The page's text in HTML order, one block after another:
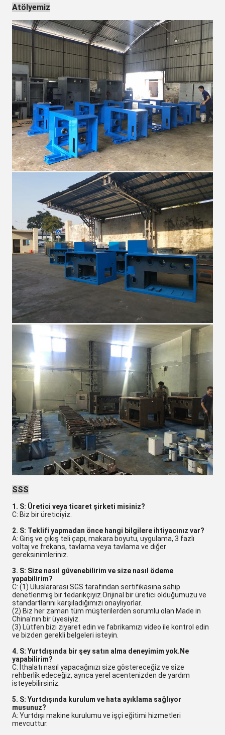
Atölyemiz
SSS
1. S: Üretici veya ticaret şirketi misiniz?
C: Biz bir üreticiyiz.
2. S: Teklifi yapmadan önce hangi bilgilere ihtiyacınız var?
A: Giriş ve çıkış teli çapı, makara boyutu, uygulama, 3 fazlı
voltaj ve frekans, tavlama veya tavlama ve diğer
gereksinimleriniz.
3. S: Size nasıl güvenebilirim ve size nasıl ödeme
yapabilirim?
C: (1) Uluslararası SGS tarafından sertifikasına sahip
denetlenmiş bir tedarikçiyiz.Orijinal bir üretici olduğumuzu ve
standartlarını karşıladığımızı onaylıyorlar.
(2) Biz her zaman tüm müşterilerden sorumlu olan Made in
China'nın bir üyesiyiz.
(3) Lütfen bizi ziyaret edin ve fabrikamızı video ile kontrol edin
ve bizden gerekli belgeleri isteyin.
4. S: Yurtdışında bir şey satın alma deneyimim yok.Ne
yapabilirim?
C: İthalatı nasıl yapacağınızı size göstereceğiz ve size
rehberlik edeceğiz, ayrıca yerel acentenizden de yardım
isteyebilirsiniz.
5. S: Yurtdışında kurulum ve hata ayıklama sağlıyor
musunuz?
A: Yurtdışı makine kurulumu ve işçi eğitimi hizmetleri
mevcuttur.